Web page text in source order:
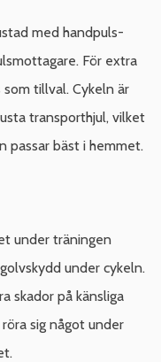
med handpuls-
För extra
tillval. Cykeln är
transporthjul, vilket
passar bäst i hemmet.
under träningen
under cykeln.
skador på känsliga
sig något under